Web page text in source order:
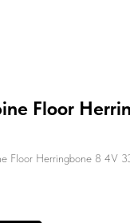
Floor
Floor Herringbone 8 4V